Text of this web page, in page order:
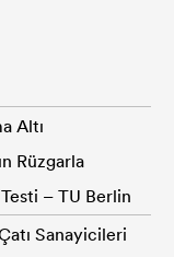
Altı
Rüzgarla
Testi – TU Berlin
Sanayicileri